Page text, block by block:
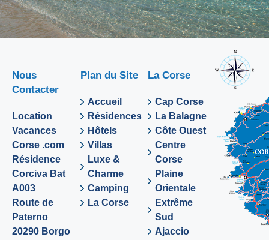
Nous
Contacter
Location
Vacances
Corse .com
Résidence
Corciva Bat
A003
Route de
Paterno
20290 Borgo
Plan du Site
Accueil
Résidences
Hôtels
Villas
Luxe &
Charme
Camping
La Corse
La Corse
Cap Corse
La Balagne
Côte Ouest
Centre
Corse
Plaine
Orientale
Extrême
Sud
Ajaccio